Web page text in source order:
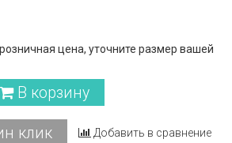
цена, уточните размер вашей
В корзину
клик Добавить в сравнение